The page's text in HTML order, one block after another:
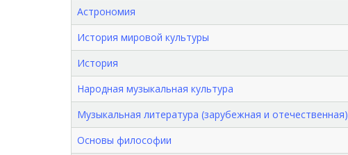
Астрономия
История мировой культуры
История
Народная музыкальная культура
Музыкальная литература (зарубежная и отечественная)
Основы философии